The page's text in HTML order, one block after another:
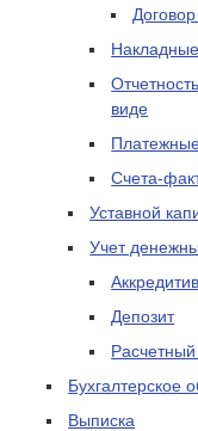
Накладные
виде
Счета-
Уставной
Учет
Аккредитив
Депозит
Расчетный
Бухгалтерское
Выписка